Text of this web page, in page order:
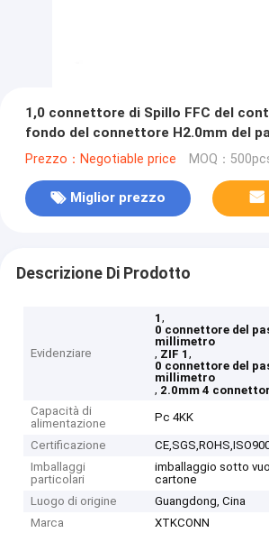
1,0 connettore di Spillo FFC del
fondo del connettore H2.0mm del
millimetro
Prezzo：Negotiable price MOQ：
Miglior prezzo
Descrizione Di Prodotto
Evidenziare
1,
0 connettore del
millimetro
, ZIF 1,
0 connettore del
millimetro
, 2.0mm 4
Capacità di
alimentazione
Pc 4KK
Certificazione
Imballaggi
particolari
imballaggio sotto
cartone
Luogo di origine
Guangdong, Cina
Marca
XTKCONN